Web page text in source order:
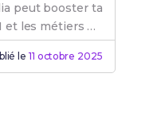
peut booster ta
les métiers de
le 11 octobre 2025